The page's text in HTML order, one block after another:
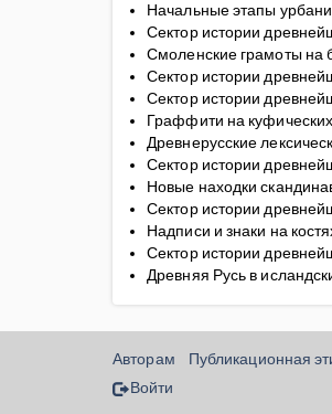
Начальные этапы
Сектор истории
Смоленские грамоты на
Сектор истории
Сектор истории
Граффити на
Древнерусские
Сектор истории
Новые находки
Сектор истории
Надписи и знаки на
Сектор истории
Древняя Русь в
Авторам Публикационная
Войти